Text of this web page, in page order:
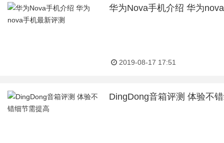
华为Nova手机介绍 华为
2019-08-17 17:51
DingDong音箱评测 体验不